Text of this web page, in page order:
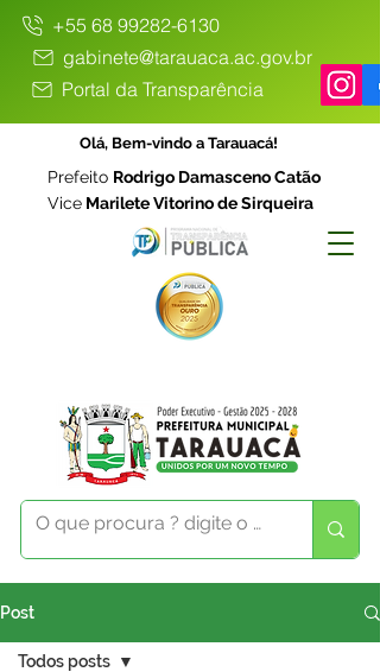
+55 68 99282-6130
gabinete@tarauaca.ac.gov.br
Portal da Transparência
Olá, Bem-vindo a Tarauacá!
Prefeito Rodrigo Damasceno Catão
Vice Marilete Vitorino de Sirqueira
Post
Todos posts